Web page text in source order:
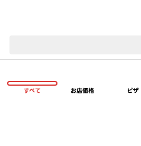
すべて お店価格 ピザ